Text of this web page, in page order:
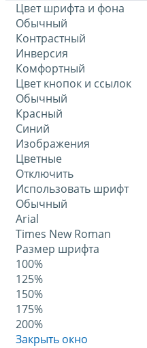
Цвет шрифта и фона
Обычный
Контрастный
Инверсия
Комфортный
Цвет кнопок и ссылок
Обычный
Красный
Синий
Изображения
Цветные
Отключить
Использовать шрифт
Обычный
Arial
Times New Roman
Размер шрифта
100%
125%
150%
175%
200%
Закрыть окно